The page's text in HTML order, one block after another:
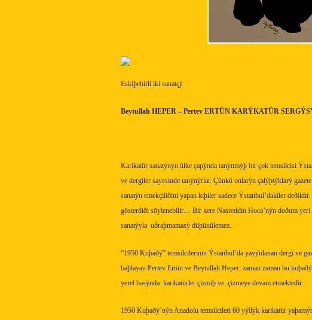
Eskiþehirli iki sanatçý
Beytullah HEPER – Pertev ERTÜN KARÝKATÜR
Karikatür sanatýnýn ülke çapýnda tanýnmýþ bir çok temsilcisi
ve dergiler sayesinde tanýnýrlar. Çünkü onlarýn çalýþtýklarý
sanatýn emekçiliðini yapan kiþiler sadece Ýstanbul’dakiler
gösterdiði söylenebilir… Bir kere Nasreddin Hoca’nýn doðum
sanatýyla uðraþmamasý düþünülemez.
“1950 Kuþaðý” temsilcilerinin Ýstanbul’da yayýnlanan dergi ve
baþlayan Pertev Ertün ve Beytullah Heper; zaman zaman bu
yerel basýnda karikatürler çizmiþ ve çizmeye devam etmektedir.
1950 Kuþaðý’nýn Anadolu temsilcileri 60 yýllýk karikatür